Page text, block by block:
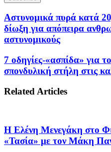
Αστυνομικά πυρά κατά
δίωξη για απόπειρα
αστυνομικούς
7 οδηγίες-«ασπίδα» για
σπονδυλική στήλη στις
Related Articles
Η Ελένη Μενεγάκη στο
«Τασία» με τον Μάκη